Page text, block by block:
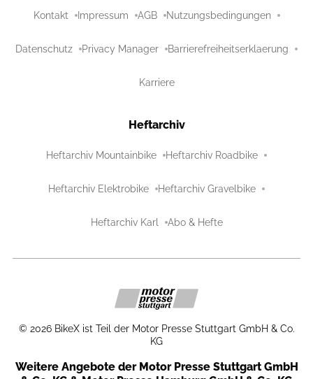
Kontakt Impressum AGB Nutzungsbedingungen
Datenschutz Privacy Manager Barrierefreiheitserklaerung
Karriere
Heftarchiv
Heftarchiv Mountainbike Heftarchiv Roadbike
Heftarchiv Elektrobike Heftarchiv Gravelbike
Heftarchiv Karl Abo & Hefte
© 2026 BikeX ist Teil der Motor Presse Stuttgart GmbH & Co.
KG
Weitere Angebote der Motor Presse Stuttgart GmbH